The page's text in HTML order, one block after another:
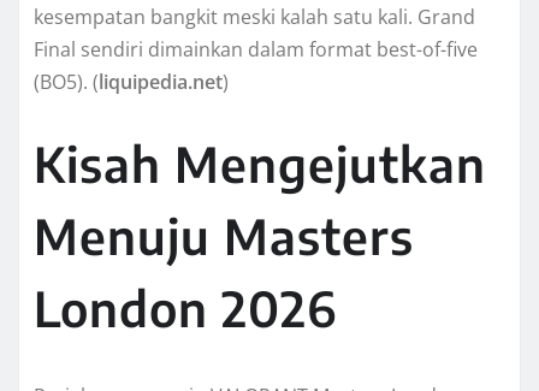
kesempatan bangkit meski kalah satu kali. Grand
Final sendiri dimainkan dalam format best-of-five
(BO5). (liquipedia.net)
Kisah Mengejutkan
Menuju Masters
London 2026